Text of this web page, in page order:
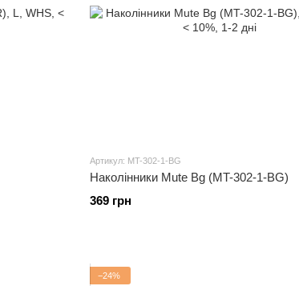
Артикул: MT-302-1-BG
Наколінники Mute Bg (MT-302-1-BG)
369 грн
−24%